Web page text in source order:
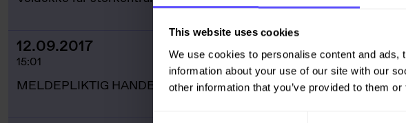
This website uses cookies
We use cookies to personalise content and
information about your use of our site with our
other information that you’ve provided to them
MELDEPLIKTIG HANDEL
12.09.2017
15:01